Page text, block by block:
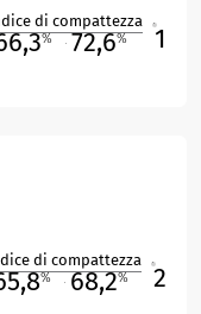
di compattezza
% 72,6% 1
di compattezza
% 68,2% 2